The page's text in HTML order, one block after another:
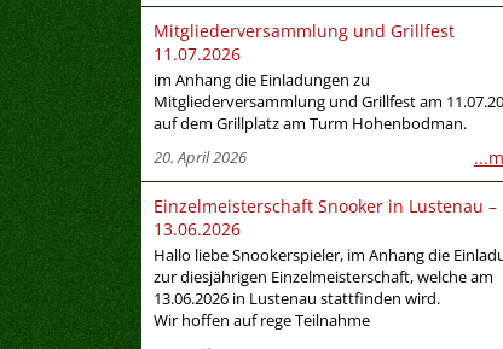
Mitgliederversammlung und Grillfest
11.07.2026
im Anhang die Einladungen zu
Mitgliederversammlung und Grillfest am
auf dem Grillplatz am Turm Hohenbodman.
20. April 2026
Einzelmeisterschaft Snooker in Lustenau –
13.06.2026
Hallo liebe Snookerspieler, im Anhang die
zur diesjährigen Einzelmeisterschaft, welche am
13.06.2026 in Lustenau stattfinden wird.
Wir hoffen auf rege Teilnahme